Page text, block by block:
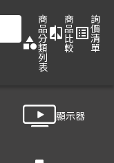
category
商
品
分
類
列
表
compare
商
品
比
較
list_alt
詢
價
清
單
顯示器